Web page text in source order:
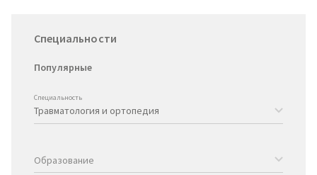
Специальности
Популярные
Специальность
Образование